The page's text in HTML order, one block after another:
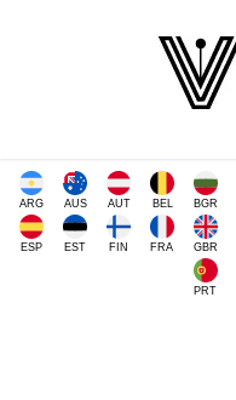
ARG AUS AUT BEL BGR
ESP EST FIN FRA GBR
PRT